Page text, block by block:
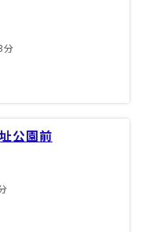
分
公園前